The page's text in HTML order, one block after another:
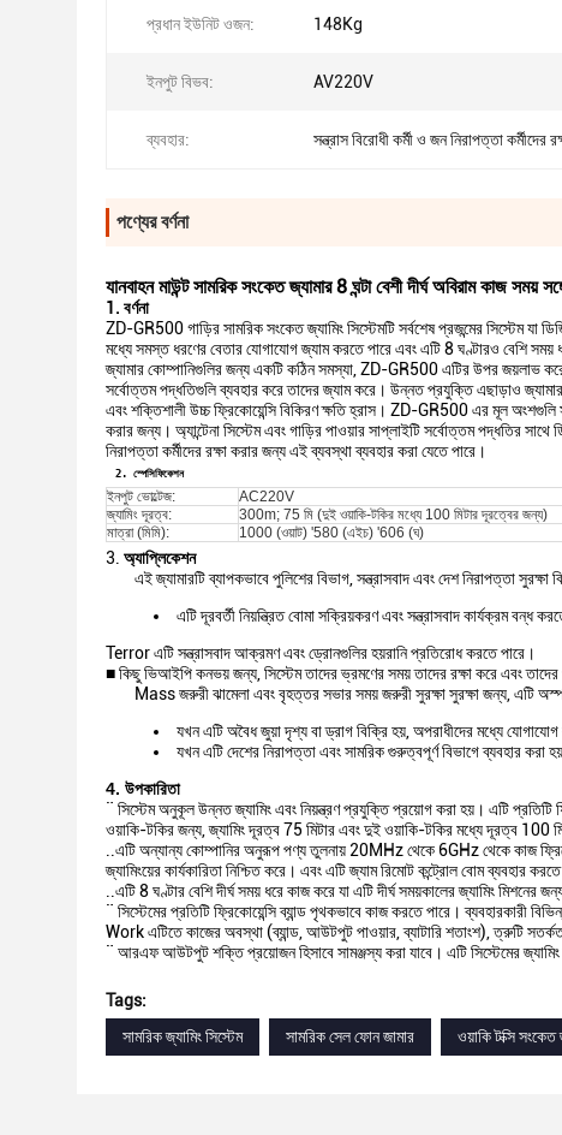
প্রধান ইউনিট ওজন: 148Kg
ইনপুট বিভব: AV220V
ব্যবহার: সন্ত্রাস বিরোধী কর্মী ও জন নিরাপত্তা কর্মীদের
পণ্যের বর্ণনা
যানবাহন মাউন্ট সামরিক সংকেত জ্যামার 8 ঘন্টা বেশী দীর্ঘ অবিরাম কাজ সময়
1. বর্ণনা
ZD-GR500 গাড়ির সামরিক সংকেত জ্যামিং সিস্টেমটি সর্বশেষ প্রজন্মের সিস্টেম
মধ্যে সমস্ত ধরণের বেতার যোগাযোগ জ্যাম করতে পারে এবং এটি 8 ঘণ্টারও বেশি সময়
জ্যামার কোম্পানিগুলির জন্য একটি কঠিন সমস্যা, ZD-GR500 এটির উপর জয়লাভ
সর্বোত্তম পদ্ধতিগুলি ব্যবহার করে তাদের জ্যাম করে। উন্নত প্রযুক্তি এছাড়াও জ্যামার
এবং শক্তিশালী উচ্চ ফ্রিকোয়েন্সি বিকিরণ ক্ষতি হ্রাস। ZD-GR500 এর মূল অংশগুলি
করার জন্য। অ্যান্টেনা সিস্টেম এবং গাড়ির পাওয়ার সাপ্লাইটি সর্বোত্তম পদ্ধতির
নিরাপত্তা কর্মীদের রক্ষা করার জন্য এই ব্যবস্থা ব্যবহার করা যেতে পারে।
2. স্পেসিফিকেশন
ইনপুট ভোল্টেজ: AC220V
জ্যামিং দূরত্ব:
300m; 75 মি (দুই ওয়াকি-টকির মধ্যে 100 মিটার দূরত্বের জন্য)
মাত্রা (মিমি):
1000 (ওয়াট) '580 (এইচ) '606 (ঘ)
3. অ্যাপ্লিকেশন
এই জ্যামারটি ব্যাপকভাবে পুলিশের বিভাগ, সন্ত্রাসবাদ এবং দেশ নিরাপত্তা সুরক্ষা
এটি দূরবর্তী নিয়ন্ত্রিত বোমা সক্রিয়করণ এবং সন্ত্রাসবাদ কার্যক্রম বন্ধ
Terror এটি সন্ত্রাসবাদ আক্রমণ এবং ড্রোনগুলির হয়রানি প্রতিরোধ করতে পারে।
■ কিছু ভিআইপি কনভয় জন্য, সিস্টেম তাদের ভ্রমণের সময় তাদের রক্ষা করে এবং তাদের
Mass জরুরী ঝামেলা এবং বৃহত্তর সভার সময় জরুরী সুরক্ষা সুরক্ষা জন্য, এটি
যখন এটি অবৈধ জুয়া দৃশ্য বা ড্রাগ বিক্রি হয়, অপরাধীদের মধ্যে
যখন এটি দেশের নিরাপত্তা এবং সামরিক গুরুত্বপূর্ণ বিভাগে ব্যবহার
4. উপকারিতা
¨ সিস্টেম অনুকূল উন্নত জ্যামিং এবং নিয়ন্ত্রণ প্রযুক্তি প্রয়োগ করা হয়। এটি প্রতিটি
ওয়াকি-টকির জন্য, জ্যামিং দূরত্ব 75 মিটার এবং দুই ওয়াকি-টকির মধ্যে দূরত্ব 100
..এটি অন্যান্য কোম্পানির অনুরূপ পণ্য তুলনায় 20MHz থেকে 6GHz থেকে কাজ
জ্যামিংয়ের কার্যকারিতা নিশ্চিত করে। এবং এটি জ্যাম রিমোট কন্ট্রোল বোম ব্যবহার
..এটি 8 ঘণ্টার বেশি দীর্ঘ সময় ধরে কাজ করে যা এটি দীর্ঘ সময়কালের জ্যামিং
¨ সিস্টেমের প্রতিটি ফ্রিকোয়েন্সি ব্যান্ড পৃথকভাবে কাজ করতে পারে। ব্যবহারকারী
Work এটিতে কাজের অবস্থা (ব্যান্ড, আউটপুট পাওয়ার, ব্যাটারি শতাংশ), ত্রুটি
¨ আরএফ আউটপুট শক্তি প্রয়োজন হিসাবে সামঞ্জস্য করা যাবে। এটি সিস্টেমের
Tags:
সামরিক জ্যামিং সিস্টেম
সামরিক সেল ফোন জামার ওয়াকি টক্সি সংকেত